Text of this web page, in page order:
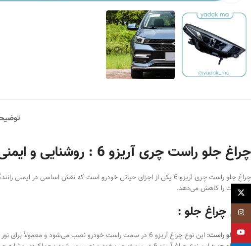
چراغ جلو راست چری آریزو 6 : روشنایی و ایمنی در جاده
چراغ جلو راست چری آریزو 6 یکی از اجزای حیاتی خودرو است که نقش
تصادفات را کاهش می‌دهد.
انواع چراغ جلو :
چراغ جلو راست: این نوع چراغ آریزو 6 در سمت راست خودرو نصب می‌شود و معمولاً برای نور بالا و پایین استفاده می‌شود.
X
اینستاگرام
یوتیوب